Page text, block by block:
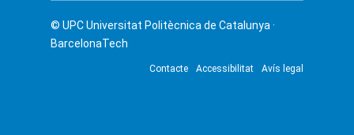
© UPCUniversitat Politècnica de Catalunya ·
BarcelonaTech
Contacte Accessibilitat Avís legal